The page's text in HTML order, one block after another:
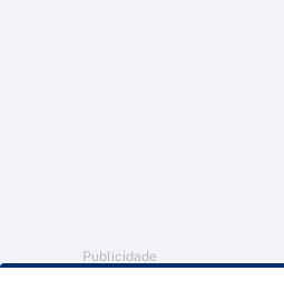
Publicidade